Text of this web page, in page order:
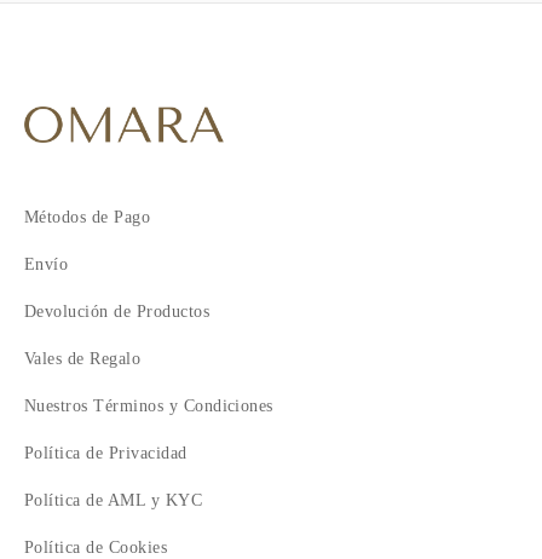
Métodos de Pago
Envío
Devolución de Productos
Vales de Regalo
Nuestros Términos y Condiciones
Política de Privacidad
Política de AML y KYC
Política de Cookies